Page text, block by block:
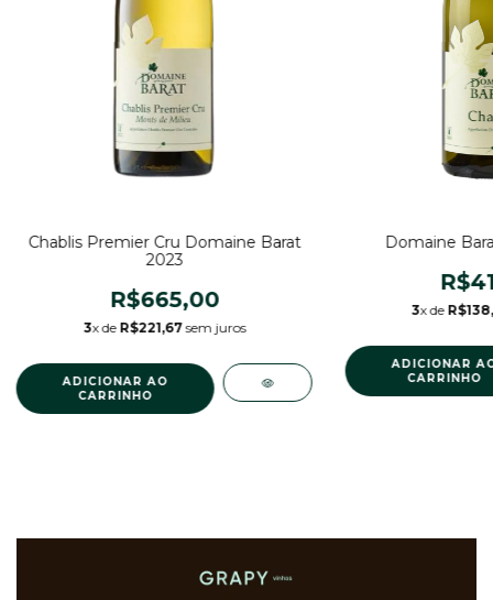
Chablis Premier Cru Domaine Barat
2023
R$665,00
3x de R$221,67sem juros
Domaine
3x de